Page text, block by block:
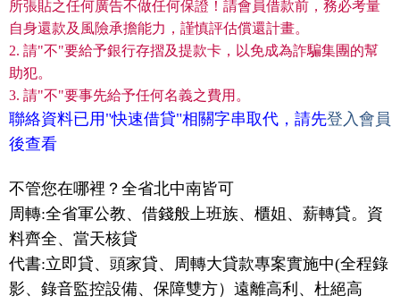
所張貼之任何廣告不做任何保證！請會員借款前，務必考量
自身還款及風險承擔能力，謹慎評估償還計畫。
2. 請"不"要給予銀行存摺及提款卡，以免成為詐騙集團的幫
助犯。
3. 請"不"要事先給予任何名義之費用。
聯絡資料已用"快速借貸"相關字串取代，請先登入會員
後查看
不管您在哪裡？全省北中南皆可
周轉:全省軍公教、借錢般上班族、櫃姐、薪轉貸。資
料齊全、當天核貸
代書:立即貸、頭家貸、周轉大貸款專案實施中(全程錄
影、錄音監控設備、保障雙方）遠離高利、杜絕高